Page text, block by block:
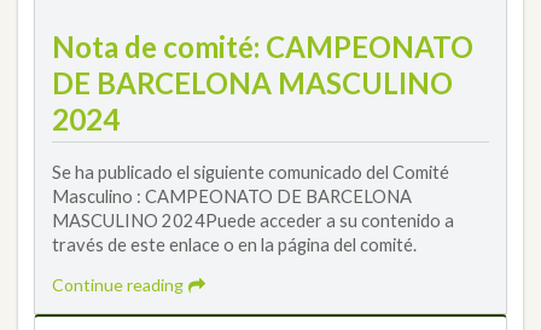
Nota de comité: CAMPEONATO
DE BARCELONA MASCULINO
2024
Se ha publicado el siguiente comunicado del Comité
Masculino : CAMPEONATO DE BARCELONA
MASCULINO 2024Puede acceder a su contenido a
través de este enlace o en la página del comité.
Continue reading